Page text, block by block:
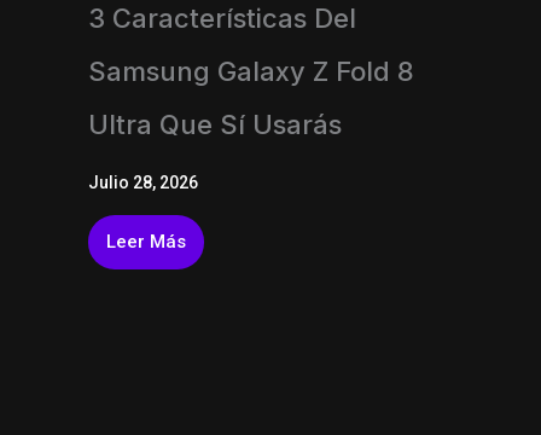
3 Características Del
Samsung Galaxy Z Fold 8
Ultra Que Sí Usarás
Julio 28, 2026
Leer Más